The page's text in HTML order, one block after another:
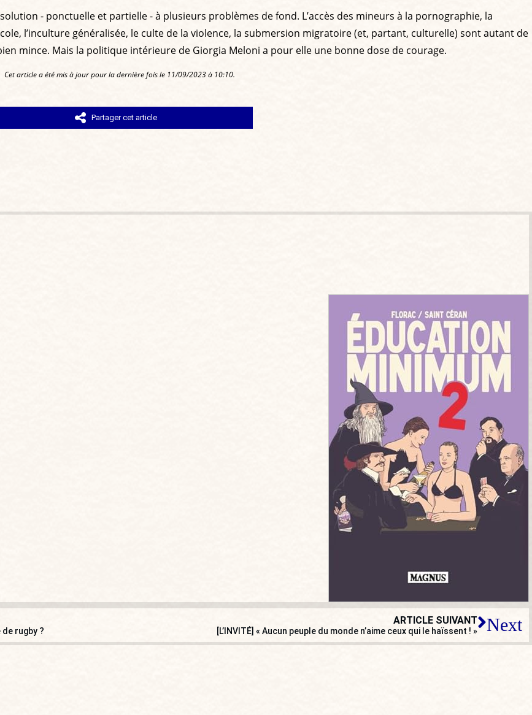
- ponctuelle et partielle - à plusieurs problèmes de fond. L’accès des mineurs à la pornographie, la
l’inculture généralisée, le culte de la violence, la submersion migratoire (et, partant, culturelle) sont autant de
mince. Mais la politique intérieure de Giorgia Meloni a pour elle une bonne dose de courage.
Cet article a été mis à jour pour la dernière fois le 11/09/2023 à 10:10.
Partager cet article
rugby ?
ARTICLE SUIVANT
[L’INVITÉ] « Aucun peuple du monde n’aime ceux qui le haïssent ! » Next